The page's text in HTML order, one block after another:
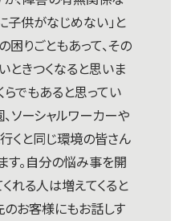
に子供がなじめない」と
りごともあって、その
きつくなると思いま
らでもあると思ってい
ソーシャルワーカーや
くと同じ環境の皆さん
す。自分の悩み事を開
れる人は増えてくると
お客様にもお話しす